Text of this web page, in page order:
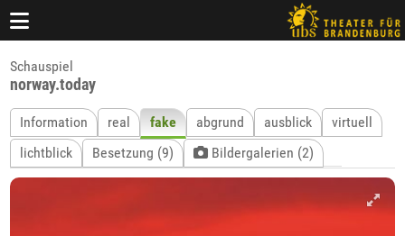
Schauspiel
norway.today
Information real fake abgrund ausblick
virtuell
lichtblick
Besetzung (9) Bildergalerien (2)